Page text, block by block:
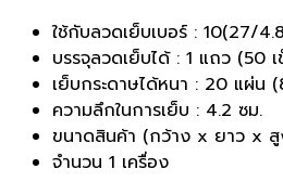
ใช้กับลวดเย็บเบอร์ : 10(27/
บรรจุลวดเย็บได้ : 1 แถว (50
เย็บกระดาษได้หนา : 20 แผ่น
ความลึกในการเย็บ : 4.2 ซม.
ขนาดสินค้า (กว้าง x ยาว x
จำนวน 1 เครื่อง